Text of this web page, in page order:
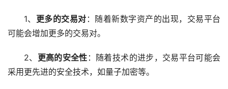
1、 更多的交易对 ：随着新数字资产的出现，交易平台
可能会增加更多的交易对。
2、 更高的安全性 ：随着技术的进步，交易平台可能会
采用更先进的安全技术，如量子加密等。